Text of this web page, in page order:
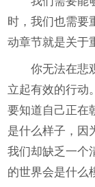
时，我们也需要
动章节就是关于
你无法在悲
立起有效的行动
要知道自己正在
是什么样子，因
我们却缺乏一个
的世界会是什么